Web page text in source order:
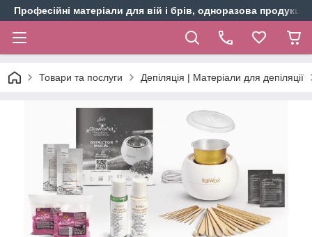
Професійні матеріали для вій і брів, одноразова продукція
Товари та послуги Депіляція | Матеріали для депіляції